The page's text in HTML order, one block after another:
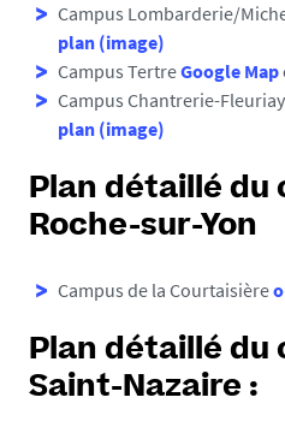
Campus Lombarderie/
plan (image)
Campus TertreGoogle Map
Campus Chantrerie-
plan (image)
Plan détaillé du
Roche-sur-Yon
Campus de la Courtaisière
Plan détaillé du
Saint-Nazaire :